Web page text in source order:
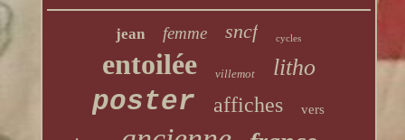
jean femme sncf cycles
entoilée villemot litho
poster affiches vers